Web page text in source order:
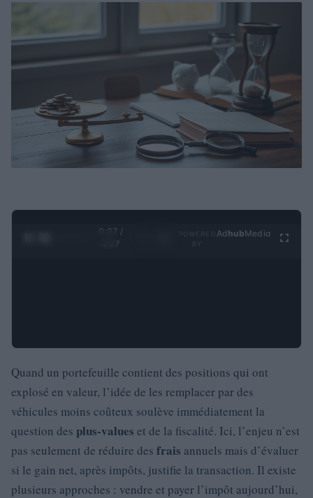
0:28 /
4:27
Ad hubMedia
Quand un portefeuille contient des positions qui ont
explosé en valeur, l’idée de les remplacer par des
véhicules moins coûteux soulève immédiatement la
question des plus‑values et de la fiscalité. Ici, l’enjeu n’est
pas seulement de réduire des frais annuels mais d’évaluer
si le gain net, après impôts, justifie la transaction. Il existe
plusieurs approches : vendre et payer l’impôt aujourd’hui,